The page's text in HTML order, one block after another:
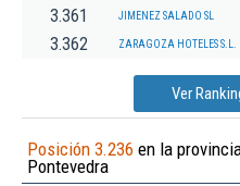
3.361 JIMENEZ SALADO SL
3.362 ZARAGOZA HOTELES S.L.
Ver
Posición 3.236 en la
Pontevedra